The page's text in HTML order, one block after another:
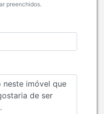
preenchidos.